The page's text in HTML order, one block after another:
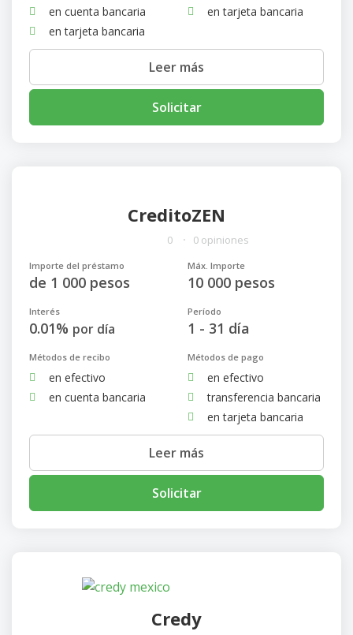
en cuenta bancaria
en tarjeta bancaria
en tarjeta bancaria
Leer más
Solicitar
CreditoZEN
0 0 opiniones
Importe del préstamo
de 1 000 pesos
Máx. Importe
10 000 pesos
Interés
0.01% por día
Período
1 - 31 día
Métodos de recibo
en efectivo
en cuenta bancaria
Métodos de pago
en efectivo
transferencia bancaria
en tarjeta bancaria
Leer más
Solicitar
Credy